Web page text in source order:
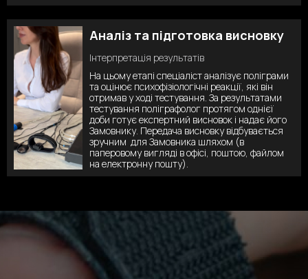
Аналіз та підготовка висновку
Інтерпретація результатів
На цьому етапі спеціаліст аналізує поліграми
та оцінює психофізіологічні реакції, які він
отримав у ході тестування. За результатами
тестування поліграфолог протягом однієї
доби готує експертний висновок і надає його
Замовнику. Передача висновку відбувається
зручним для Замовника шляхом (в
паперовому вигляді в офісі, поштою, файлом
на електронну пошту).